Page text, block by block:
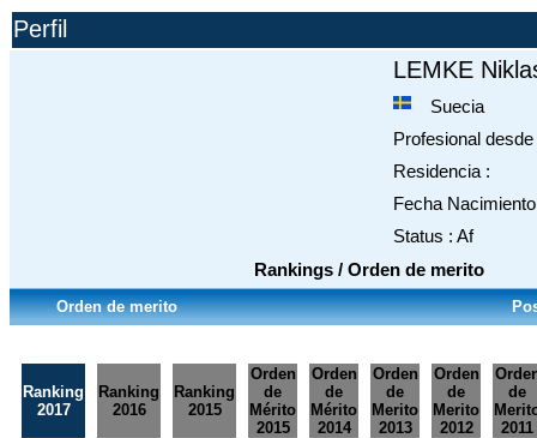
Perfil
LEMKE
Suecia
Profesional desde
Residencia :
Fecha
Status : Af
Rankings / Orden de merito
Orden de merito
Ranking
2017
Ranking
2016
Ranking
2015
Orden
de
Mérito
2015
Orden
de
Mérito
2014
Orden
de
Merito
2013
Orden
de
Merito
2012
de
2011